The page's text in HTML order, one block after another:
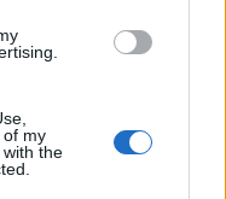
of my
the